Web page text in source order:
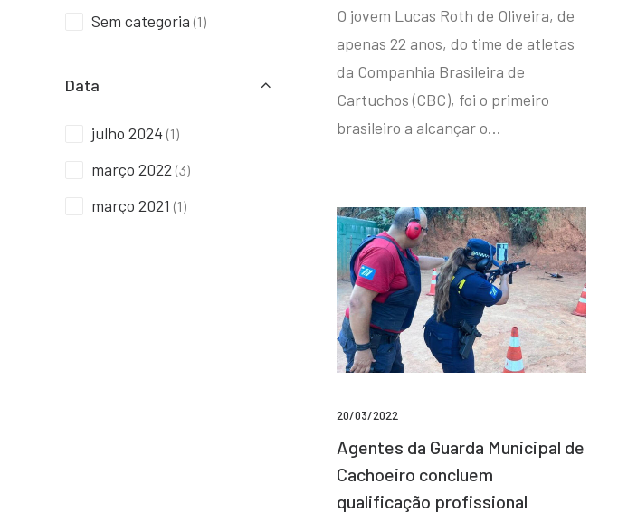
Sem categoria (1)
Data
julho 2024 (1)
março 2022 (3)
março 2021 (1)
O jovem Lucas Roth de Oliveira, de
apenas 22 anos, do time de atletas
da Companhia Brasileira de
Cartuchos (CBC), foi o primeiro
brasileiro a alcançar o…
20/03/2022
Agentes da Guarda Municipal de
Cachoeiro concluem
qualificação profissional